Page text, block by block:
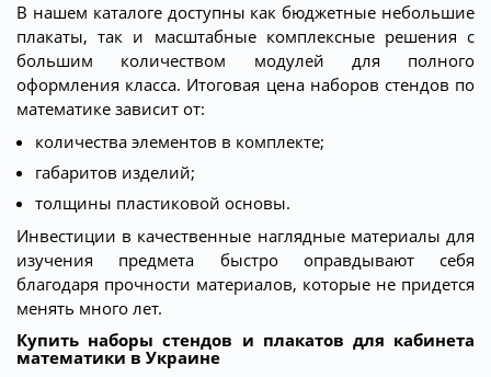
В нашем каталоге доступны как бюджетные небольшие
плакаты, так и масштабные комплексные решения с
большим количеством модулей для полного
оформления класса. Итоговая цена наборов стендов по
математике зависит от:
количества элементов в комплекте;
габаритов изделий;
толщины пластиковой основы.
Инвестиции в качественные наглядные материалы для
изучения предмета быстро оправдывают себя
благодаря прочности материалов, которые не придется
менять много лет.
Купить наборы стендов и плакатов для кабинета
математики в Украине